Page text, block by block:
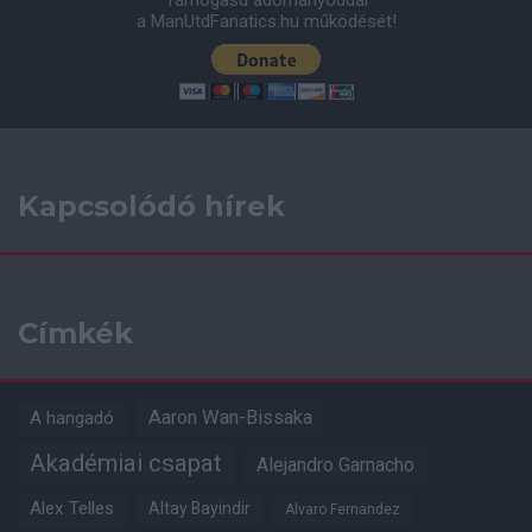
a ManUtdFanatics.hu működését!
Kapcsolódó hírek
Címkék
A hangadó Aaron Wan-Bissaka
Akadémiai csapat Alejandro Garnacho
Alex Telles Altay Bayindir Alvaro Fernandez